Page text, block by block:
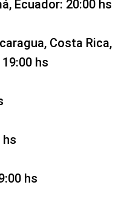
Ecuador: 20:00 hs
Costa Rica,
hs
hs
hs